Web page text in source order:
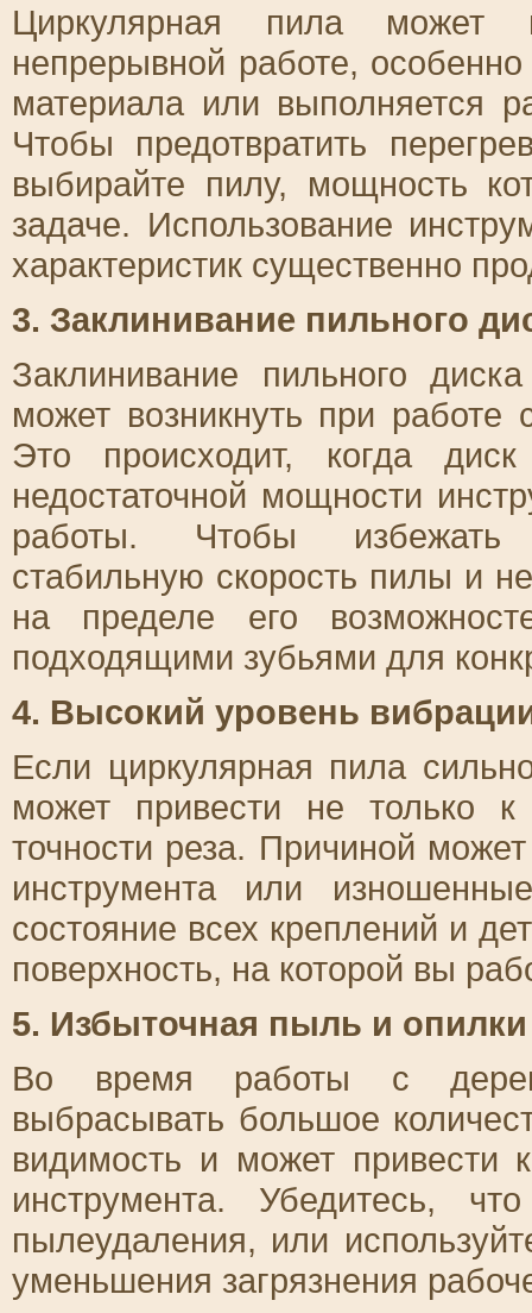
Циркулярная пила может
непрерывной работе,
материала или выполняется
Чтобы предотвратить
выбирайте пилу, мощность
задаче. Использование
характеристик существенно
3. Заклинивание пильного
Заклинивание пильного
может возникнуть при
Это происходит, когда
недостаточной мощности
работы. Чтобы избежать
стабильную скорость пилы и
на пределе его
подходящими зубьями для
4. Высокий уровень
Если циркулярная пила
может привести не только
точности реза. Причиной
инструмента или
состояние всех креплений и
поверхность, на которой вы
5. Избыточная пыль и опилки
Во время работы с
выбрасывать большое
видимость и может привести
инструмента. Убедитесь,
пылеудаления, или
уменьшения загрязнения